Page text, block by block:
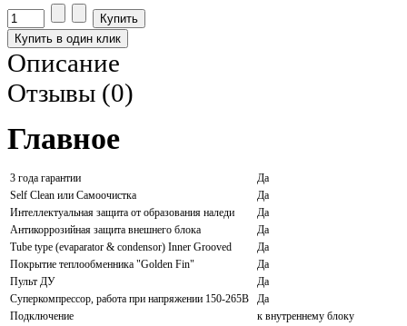
Описание
Отзывы (0)
Главное
3 года гарантии
Да
Self Clean или Самоочистка
Да
Интеллектуальная защита от образования наледи
Да
Антикоррозийная защита внешнего блока
Да
Tube type (evaparator & condensor) Inner Grooved
Да
Покрытие теплообменника "Golden Fin"
Да
Пульт ДУ
Да
Суперкомпрессор, работа при напряжении 150-265В
Да
Подключение
к внутреннему блоку